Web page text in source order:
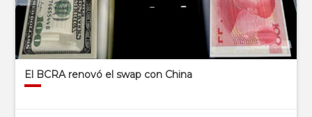
El BCRA renovó el swap con China